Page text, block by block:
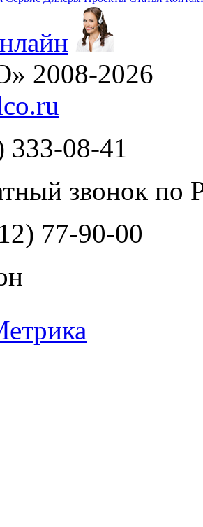
2008-2026
333-08-41
звонок по
77-90-00